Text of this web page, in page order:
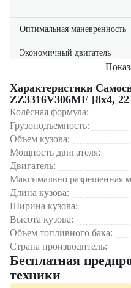
Оптимальная маневренность
Экономичный двигатель
Комфорт оператора
Основные сферы применения:
Карьерные работы и добыча
Строительство
Перевозка песка, щебня,
Промышленные и
Самосвал Sitrak C7H
компании «ЦТО» –
преимущества:
Поставка новых машин с
Гибкие финансовые
Характеристики
ZZ3316V306ME [8x4, 22
Колёсная формула:
Грузоподъемность:
Объем кузова:
Мощность двигателя:
Двигатель:
Максимально разрешенная
Длина кузова:
Ширина кузова:
Высота кузова:
Объем топливного бака:
Страна производитель:
Бесплатная
техники